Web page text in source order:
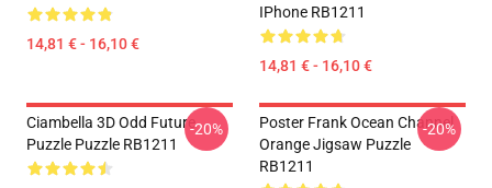
14,81 € - 16,10 €
IPhone RB1211
14,81 € - 16,10 €
Ciambella 3D Odd Future
Puzzle Puzzle RB1211
-20%
Poster Frank Ocean Channel
Orange Jigsaw Puzzle
RB1211
-20%